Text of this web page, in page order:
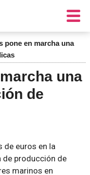
pone en marcha una
una
de
de euros en la
de producción de
marinos en